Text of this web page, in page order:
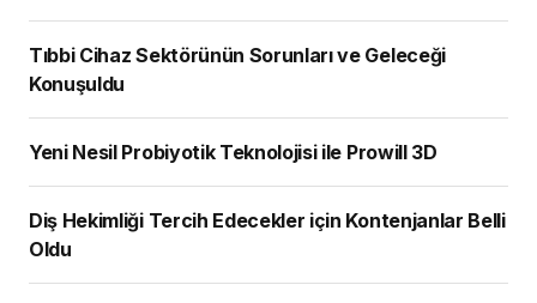
Tıbbi Cihaz Sektörünün Sorunları ve Geleceği
Konuşuldu
Yeni Nesil Probiyotik Teknolojisi ile Prowill 3D
Diş Hekimliği Tercih Edecekler için Kontenjanlar Belli
Oldu